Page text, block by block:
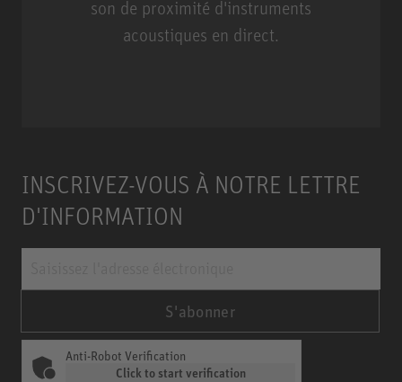
son de proximité d'instruments
acoustiques en direct.
INSCRIVEZ-VOUS À NOTRE LETTRE
D'INFORMATION
S'abonner
Anti-Robot Verification
Click to start verification